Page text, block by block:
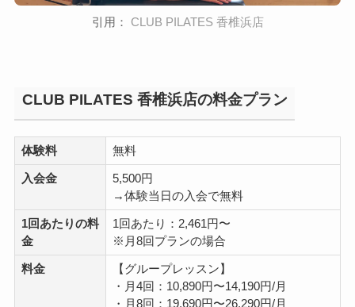
引用： CLUB PILATES 香椎浜店
CLUB PILATES 香椎浜店の料金プラン
体験料 無料
入会金
5,500円
→体験当日の入会で無料
1回あたりの料
金
1回あたり：2,461円〜
※月8回プランの場合
料金
【グループレッスン】
・月4回：10,890円〜14,190円/月
・月8回：19,690円〜26,290円/月